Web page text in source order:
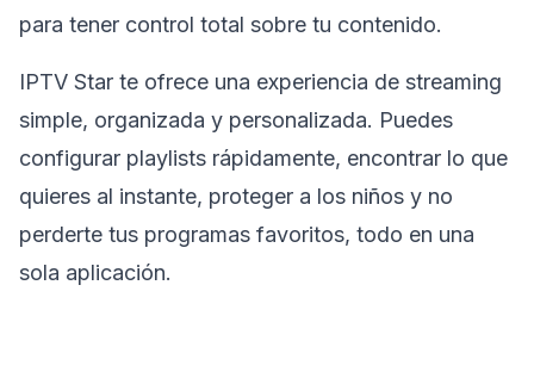
para tener control total sobre tu contenido.
IPTV Star te ofrece una experiencia de streaming
simple, organizada y personalizada. Puedes
configurar playlists rápidamente, encontrar lo que
quieres al instante, proteger a los niños y no
perderte tus programas favoritos, todo en una
sola aplicación.